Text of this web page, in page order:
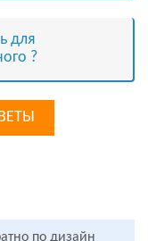
для
?
по дизайн